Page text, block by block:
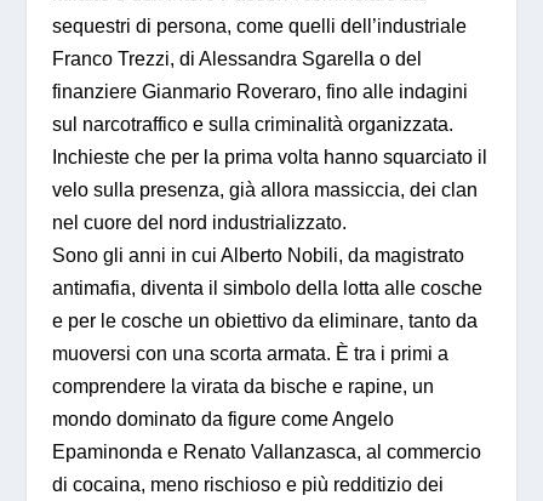
sequestri di persona, come quelli dell’industriale
Franco Trezzi, di Alessandra Sgarella o del
finanziere Gianmario Roveraro, fino alle indagini
sul narcotraffico e sulla criminalità organizzata.
Inchieste che per la prima volta hanno squarciato il
velo sulla presenza, già allora massiccia, dei clan
nel cuore del nord industrializzato.
Sono gli anni in cui Alberto Nobili, da magistrato
antimafia, diventa il simbolo della lotta alle cosche
e per le cosche un obiettivo da eliminare, tanto da
muoversi con una scorta armata. È tra i primi a
comprendere la virata da bische e rapine, un
mondo dominato da figure come Angelo
Epaminonda e Renato Vallanzasca, al commercio
di cocaina, meno rischioso e più redditizio dei